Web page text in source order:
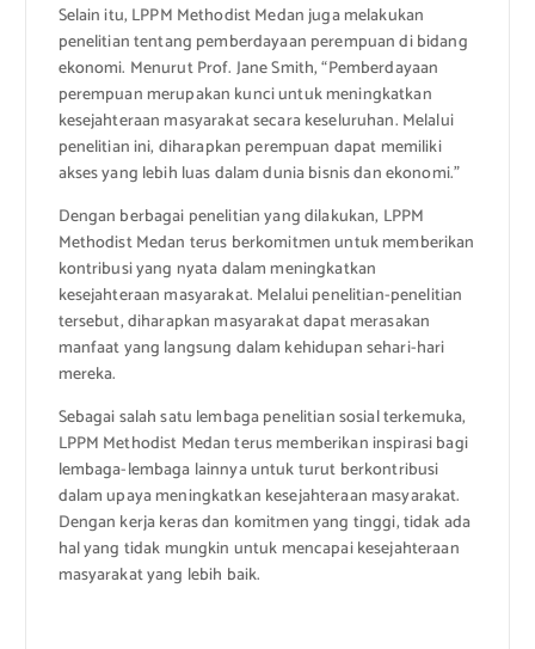
Selain itu, LPPM Methodist Medan juga melakukan
penelitian tentang pemberdayaan perempuan di bidang
ekonomi. Menurut Prof. Jane Smith, “Pemberdayaan
perempuan merupakan kunci untuk meningkatkan
kesejahteraan masyarakat secara keseluruhan. Melalui
penelitian ini, diharapkan perempuan dapat memiliki
akses yang lebih luas dalam dunia bisnis dan ekonomi.”
Dengan berbagai penelitian yang dilakukan, LPPM
Methodist Medan terus berkomitmen untuk memberikan
kontribusi yang nyata dalam meningkatkan
kesejahteraan masyarakat. Melalui penelitian-penelitian
tersebut, diharapkan masyarakat dapat merasakan
manfaat yang langsung dalam kehidupan sehari-hari
mereka.
Sebagai salah satu lembaga penelitian sosial terkemuka,
LPPM Methodist Medan terus memberikan inspirasi bagi
lembaga-lembaga lainnya untuk turut berkontribusi
dalam upaya meningkatkan kesejahteraan masyarakat.
Dengan kerja keras dan komitmen yang tinggi, tidak ada
hal yang tidak mungkin untuk mencapai kesejahteraan
masyarakat yang lebih baik.